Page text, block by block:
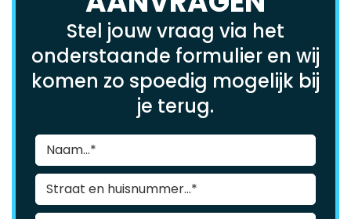
Stel jouw vraag via het
onderstaande formulier en wij
komen zo spoedig mogelijk bij
je terug.